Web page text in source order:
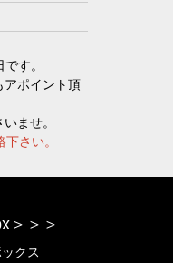
す。
アポイント頂
ませ。
さい。
＞＞＞
クス